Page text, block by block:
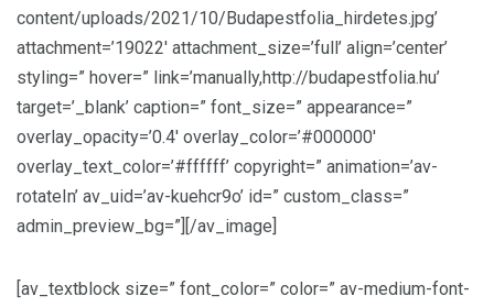
content/uploads/2021/10/Budapestfolia_hirdetes.jpg’
attachment=’19022′ attachment_size=’full’ align=’center’
styling=” hover=” link=’manually,http://budapestfolia.hu’
target=’_blank’ caption=” font_size=” appearance=”
overlay_opacity=’0.4′ overlay_color=’#000000′
overlay_text_color=’#ffffff’ copyright=” animation=’av-
rotateIn’ av_uid=’av-kuehcr9o’ id=” custom_class=”
admin_preview_bg=”][/av_image]
[av_textblock size=” font_color=” color=” av-medium-font-